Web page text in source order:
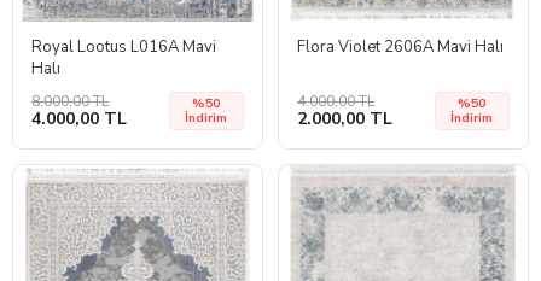
Royal Lootus L016A Mavi
Halı
8.000,00 TL
4.000,00 TL
%50
İndirim
Flora Violet 2606A Mavi Halı
4.000,00 TL
2.000,00 TL
%50
İndirim